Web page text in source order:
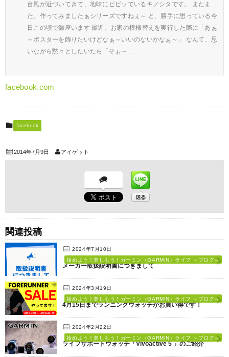
台風が近づいてきて、地味にビビッているキノシタです。 またま
た、作ってみましたぁシリーズですねぇ～ と、勝手に思っている今
日この頃で御座います 最近、お家の模様替えを実行した際に「あぁ
～ポスターを飾りたいけどなぁ～いいのないかなぁ～」 なんて、思
いながら黙々としたいたら「そぉ～…
facebook.com
facebook
2014年7月9日 アイゲット
関連投稿
2024年7月10日
始めよう！楽しもう！ガーミン（GARMIN）ライフ ～ブログ～
メーカー取扱説明書につきまして
2024年3月19日
始めよう！楽しもう！ガーミン（GARMIN）ライフ ～ブログ～
4月15日までランニングウォッチがお買い得です！
2024年2月22日
始めよう！楽しもう！ガーミン（GARMIN）ライフ ～ブログ～
ライフサポートウォッチ「Vivoactive 5 」のご紹介